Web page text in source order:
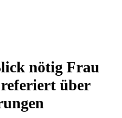
nötig Frau
über